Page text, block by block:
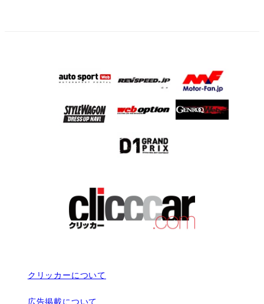
クリッカーについて
広告掲載について